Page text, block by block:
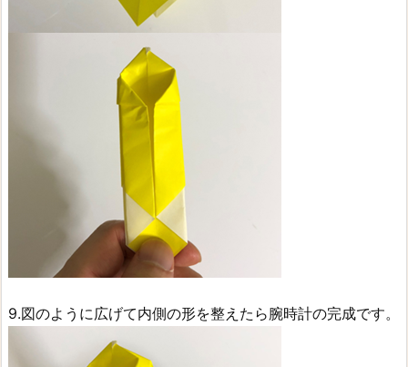
9.図のように広げて内側の形を整えたら腕時計の完成です。